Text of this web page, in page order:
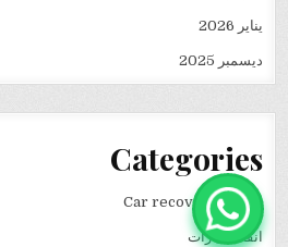
يناير 2026
ديسمبر 2025
Categories
Car recovery winch
انقاذ سيارات